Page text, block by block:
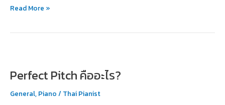
Read More »
Perfect Pitch คืออะไร?
General, Piano / Thai Pianist
คือ